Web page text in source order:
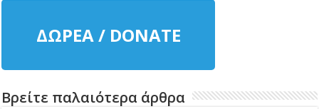
ΔΩΡΕΑ / DONATE
Βρείτε παλαιότερα άρθρα